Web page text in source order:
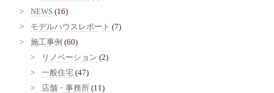
NEWS (16)
モデルハウスレポート (7)
施工事例 (60)
リノベーション (2)
一般住宅 (47)
店舗・事務所 (11)